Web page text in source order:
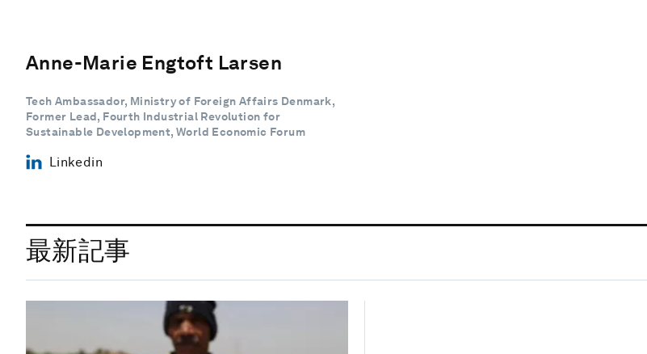
Anne-Marie Engtoft Larsen
Tech Ambassador, Ministry of Foreign Affairs Denmark,
Former Lead, Fourth Industrial Revolution for
Sustainable Development, World Economic Forum
Linkedin
最新記事